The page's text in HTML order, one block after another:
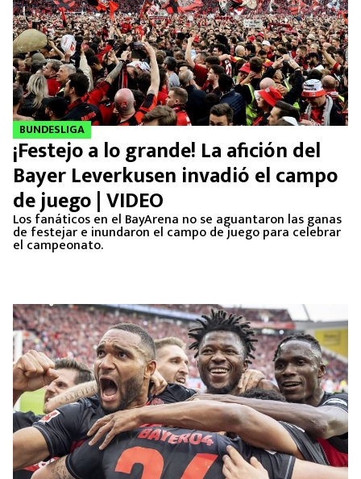
BUNDESLIGA
¡Festejo a lo grande! La afición del
Bayer Leverkusen invadió el campo
de juego | VIDEO
Los fanáticos en el BayArena no se aguantaron las ganas
de festejar e inundaron el campo de juego para celebrar
el campeonato.